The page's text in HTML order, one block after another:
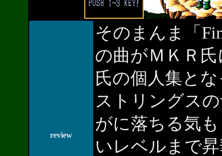
review
そのまんま「
の曲がＭＫＲ
氏の個人集と
ストリングス
がに落ちる気
いレベルまで